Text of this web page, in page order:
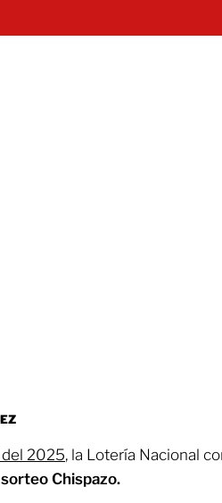
2025, la Lotería Nacional
sorteo Chispazo.